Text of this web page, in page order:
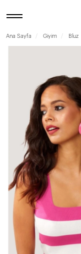
Ana Sayfa Giyim Bluz